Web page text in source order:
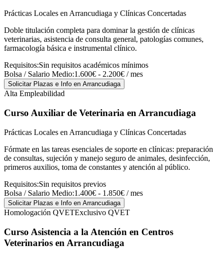
Prácticas Locales en Arrancudiaga y Clínicas Concertadas
Doble titulación completa para dominar la gestión de clínicas
veterinarias, asistencia de consulta general, patologías comunes,
farmacología básica e instrumental clínico.
Requisitos:Sin requisitos académicos mínimos
Bolsa / Salario Medio:1.600€ - 2.200€ / mes
Solicitar Plazas e Info en Arrancudiaga
Alta Empleabilidad
Curso Auxiliar de Veterinaria en Arrancudiaga
Prácticas Locales en Arrancudiaga y Clínicas Concertadas
Fórmate en las tareas esenciales de soporte en clínicas: preparación
de consultas, sujeción y manejo seguro de animales, desinfección,
primeros auxilios, toma de constantes y atención al público.
Requisitos:Sin requisitos previos
Bolsa / Salario Medio:1.400€ - 1.850€ / mes
Solicitar Plazas e Info en Arrancudiaga
Homologación QVETExclusivo QVET
Curso Asistencia a la Atención en Centros
Veterinarios en Arrancudiaga